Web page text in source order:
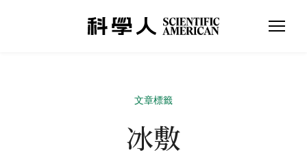
文章標籤
冰敷